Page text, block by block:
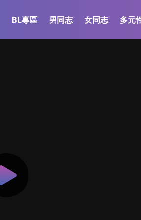
BL專區 男同志 女同志 多元